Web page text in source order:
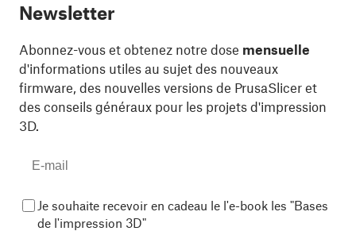
Newsletter
Abonnez-vous et obtenez notre dose mensuelle
d'informations utiles au sujet des nouveaux
firmware, des nouvelles versions de PrusaSlicer et
des conseils généraux pour les projets d'impression
3D.
Je souhaite recevoir en cadeau le l'e-book les "Bases
de l'impression 3D"